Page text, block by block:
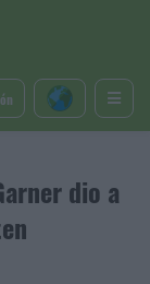
dio a